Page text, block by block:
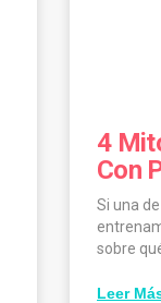
4
Con
Si una
sobre
Leer